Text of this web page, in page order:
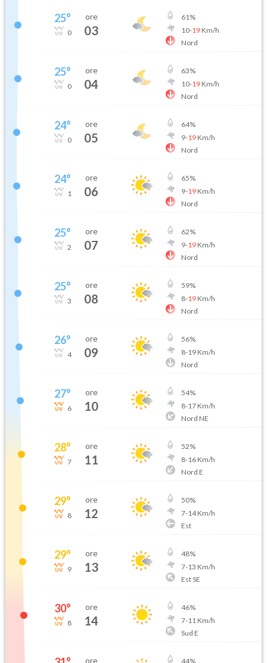
25°
0
ore
03
61%
10-19Km/h
Nord
25°
0
ore
04
63%
10-19Km/h
Nord
24°
0
ore
05
64%
9-19Km/h
Nord
24°
1
ore
06
65%
9-19Km/h
Nord
25°
2
ore
07
62%
9-19Km/h
Nord
25°
3
ore
08
59%
8-19Km/h
Nord
26°
4
ore
09
56%
8-19Km/h
Nord
27°
6
ore
10
54%
8-17Km/h
Nord NE
28°
7
ore
11
52%
8-16Km/h
Nord E
29°
8
ore
12
50%
7-14Km/h
Est
29°
9
ore
13
48%
7-13 Km/h
Est SE
30°
8
ore
14
46%
7-11 Km/h
Sud E
ore 44%